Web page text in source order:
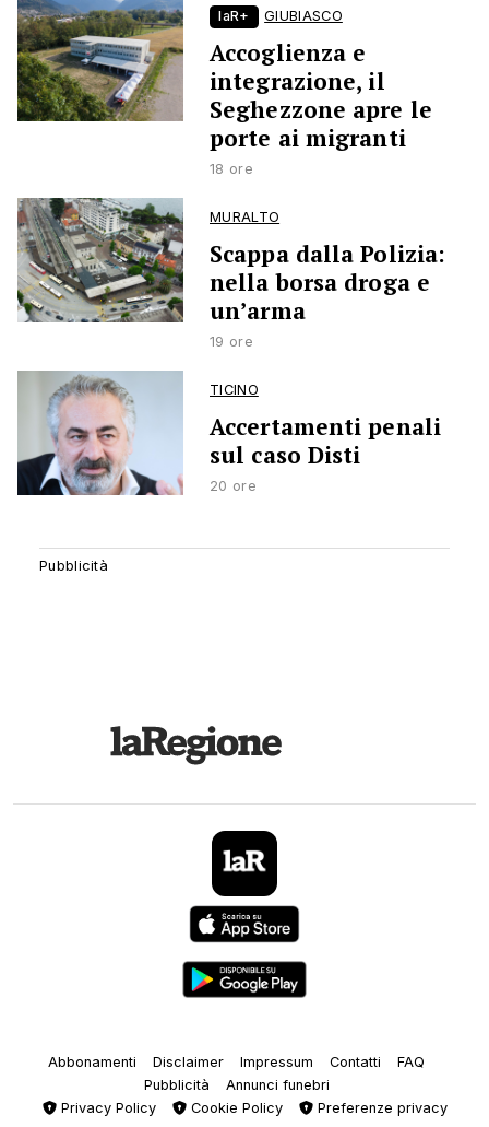
laR+ GIUBIASCO
Accoglienza e
integrazione, il
Seghezzone apre le
porte ai migranti
18 ore
MURALTO
Scappa dalla Polizia:
nella borsa droga e
un’arma
19 ore
TICINO
Accertamenti penali
sul caso Disti
20 ore
Abbonamenti Disclaimer Impressum Contatti
FAQ
Pubblicità
Annunci funebri
Privacy Policy
Cookie Policy Preferenze privacy